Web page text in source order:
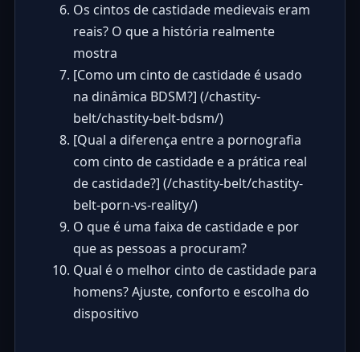
Os cintos de castidade medievais eram
reais? O que a história realmente
mostra
[Como um cinto de castidade é usado
na dinâmica BDSM?] (/chastity-
belt/chastity-belt-bdsm/)
[Qual a diferença entre a pornografia
com cinto de castidade e a prática real
de castidade?] (/chastity-belt/chastity-
belt-porn-vs-reality/)
O que é uma faixa de castidade e por
que as pessoas a procuram?
Qual é o melhor cinto de castidade para
homens? Ajuste, conforto e escolha do
dispositivo